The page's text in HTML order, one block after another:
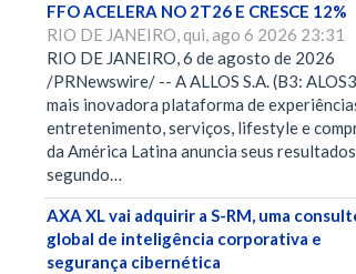
FFO ACELERA NO 2T26 E CRESCE 12%
RIO DE JANEIRO, qui, ago 6 2026 23:31
RIO DE JANEIRO, 6 de agosto de 2026
/PRNewswire/ -- A ALLOS S.A. (B3:
mais inovadora plataforma de
entretenimento, serviços, lifestyle e
da América Latina anuncia seus
segundo…
AXA XL vai adquirir a S-RM, uma
global de inteligência corporativa e
segurança cibernética